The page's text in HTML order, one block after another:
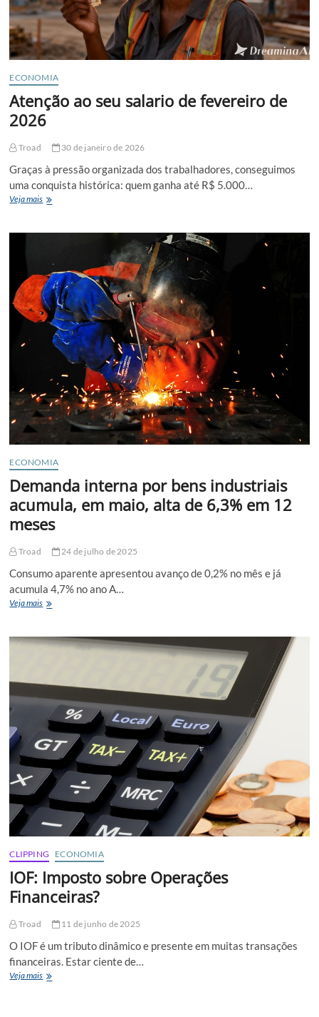
ECONOMIA
Atenção ao seu salario de fevereiro de
2026
Troad 30 de janeiro de 2026
Graças à pressão organizada dos trabalhadores, conseguimos
uma conquista histórica: quem ganha até R$ 5.000…
Veja maisAtenção
fevereiro
de
2026
ECONOMIA
Demanda interna por bens industriais
acumula, em maio, alta de 6,3% em 12
meses
Troad 24 de julho de 2025
Consumo aparente apresentou avanço de 0,2% no mês e já
acumula 4,7% no ano A…
Veja maisDemanda
bens
de
6,3%
em
meses
CLIPPING ECONOMIA
IOF: Imposto sobre Operações
Financeiras?
Troad 11 de junho de 2025
O IOF é um tributo dinâmico e presente em muitas transações
financeiras. Estar ciente de…
Veja maisIOF: